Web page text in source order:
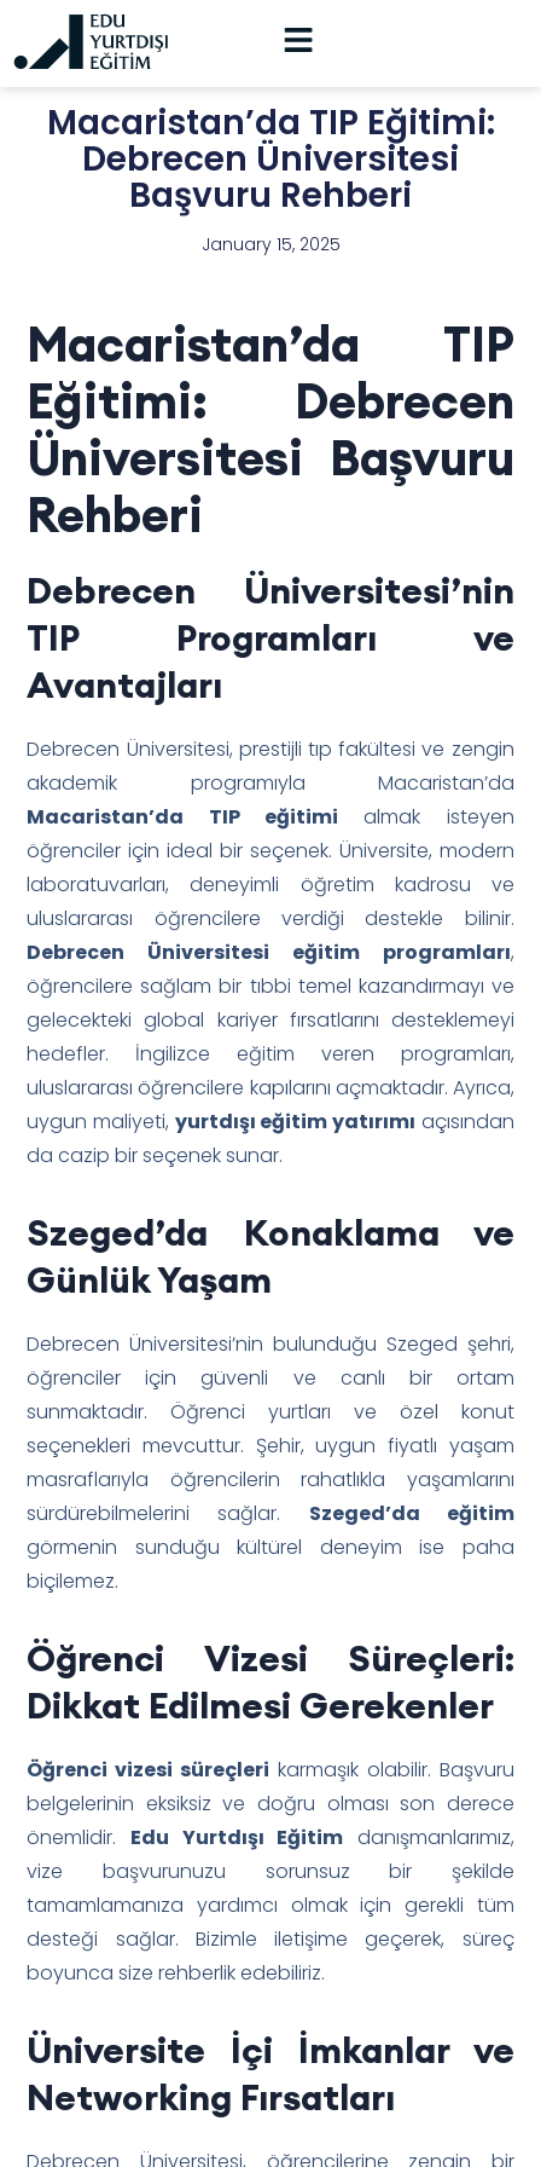
Macaristan’da TIP Eğitimi:
Debrecen Üniversitesi
Başvuru Rehberi
January 15, 2025
Macaristan’da TIP
Eğitimi: Debrecen
Üniversitesi Başvuru
Rehberi
Debrecen Üniversitesi’nin
TIP Programları ve
Avantajları
Debrecen Üniversitesi, prestijli tıp fakültesi ve zengin
akademik programıyla Macaristan’da
Macaristan’da TIP eğitimi almak isteyen
öğrenciler için ideal bir seçenek. Üniversite, modern
laboratuvarları, deneyimli öğretim kadrosu ve
uluslararası öğrencilere verdiği destekle bilinir.
Debrecen Üniversitesi eğitim programları,
öğrencilere sağlam bir tıbbi temel kazandırmayı ve
gelecekteki global kariyer fırsatlarını desteklemeyi
hedefler. İngilizce eğitim veren programları,
uluslararası öğrencilere kapılarını açmaktadır. Ayrıca,
uygun maliyeti, yurtdışı eğitim yatırımı açısından
da cazip bir seçenek sunar.
Szeged’da Konaklama ve
Günlük Yaşam
Debrecen Üniversitesi’nin bulunduğu Szeged şehri,
öğrenciler için güvenli ve canlı bir ortam
sunmaktadır. Öğrenci yurtları ve özel konut
seçenekleri mevcuttur. Şehir, uygun fiyatlı yaşam
masraflarıyla öğrencilerin rahatlıkla yaşamlarını
sürdürebilmelerini sağlar. Szeged’da eğitim
görmenin sunduğu kültürel deneyim ise paha
biçilemez.
Öğrenci Vizesi Süreçleri:
Dikkat Edilmesi Gerekenler
Öğrenci vizesi süreçleri karmaşık olabilir. Başvuru
belgelerinin eksiksiz ve doğru olması son derece
önemlidir. Edu Yurtdışı Eğitim danışmanlarımız,
vize başvurunuzu sorunsuz bir şekilde
tamamlamanıza yardımcı olmak için gerekli tüm
desteği sağlar. Bizimle iletişime geçerek, süreç
boyunca size rehberlik edebiliriz.
Üniversite İçi İmkanlar ve
Networking Fırsatları